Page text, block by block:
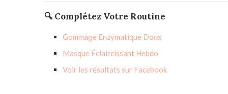
🔍 Complétez Votre Routine
Gommage Enzymatique Doux
Masque Éclaircissant Hebdo
Voir les résultats sur Facebook